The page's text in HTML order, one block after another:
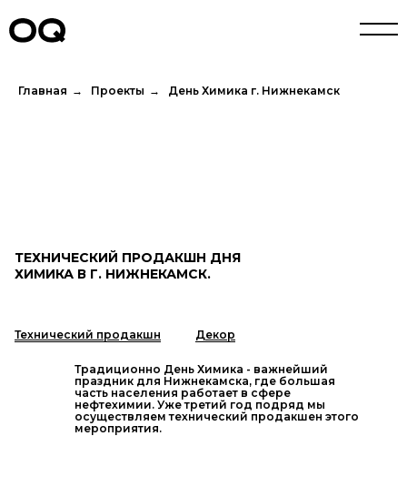
Главная → Проекты → День Химика г. Нижнекамск
Традиционно День Химика - важнейший
праздник для Нижнекамска, где большая
часть населения работает в сфере
нефтехимии. Уже третий год подряд мы
осуществляем технический продакшен этого
мероприятия.
ТЕХНИЧЕСКИЙ ПРОДАКШН ДНЯ
ХИМИКА В Г. НИЖНЕКАМСК.
Технический продакшн Декор